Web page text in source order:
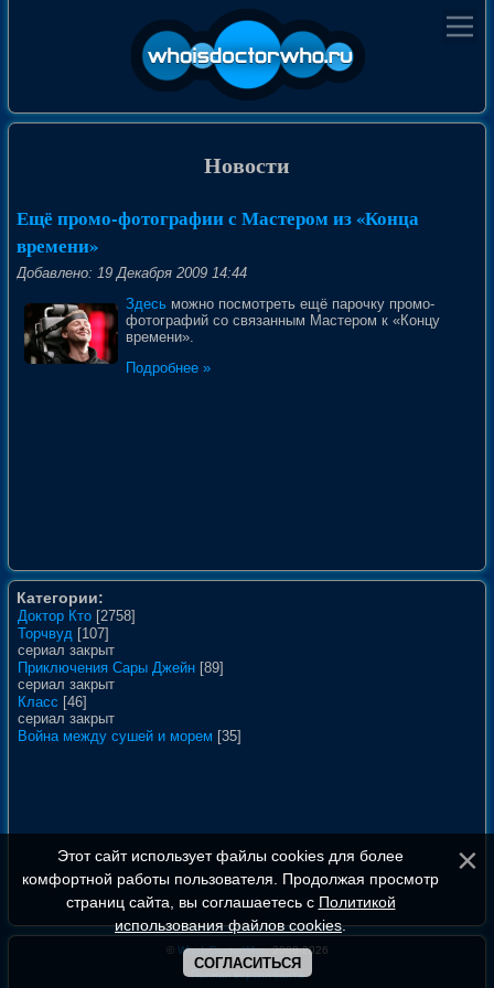
Новости
Ещё промо-фотографии с Мастером из «Конца
времени»
Добавлено: 19 Декабря 2009 14:44
Здесь можно посмотреть ещё парочку промо-
фотографий со связанным Мастером к «Концу
времени».
Подробнее »
Категории:
Доктор Кто [2758]
Торчвуд [107]
сериал закрыт
Приключения Сары Джейн [89]
сериал закрыт
Класс [46]
сериал закрыт
Война между сушей и морем [35]
© WhoIsDoctorWho, 2008-2026
Этот сайт использует файлы cookies для более
комфортной работы пользователя. Продолжая просмотр
страниц сайта, вы соглашаетесь с Политикой
использования файлов cookies.
СОГЛАСИТЬСЯ